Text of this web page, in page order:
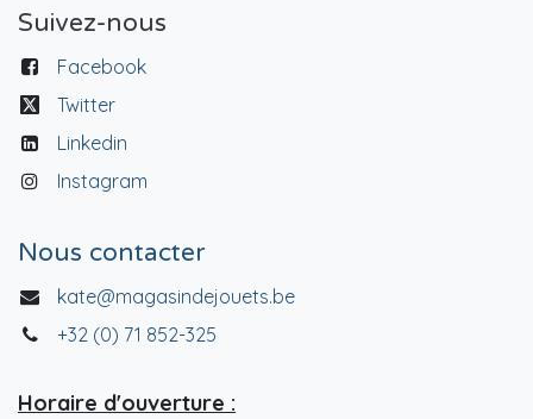
Suivez-nous
Facebook
Twitter
Linkedin
Instagram
Nous contacter
kate@magasindejouets.be
+32 (0) 71 852-325
Horaire d'ouverture :